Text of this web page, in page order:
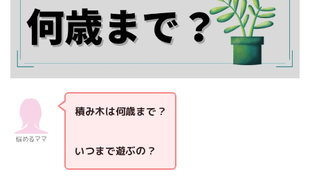
悩めるママ
積み木は何歳まで？
いつまで遊ぶの？